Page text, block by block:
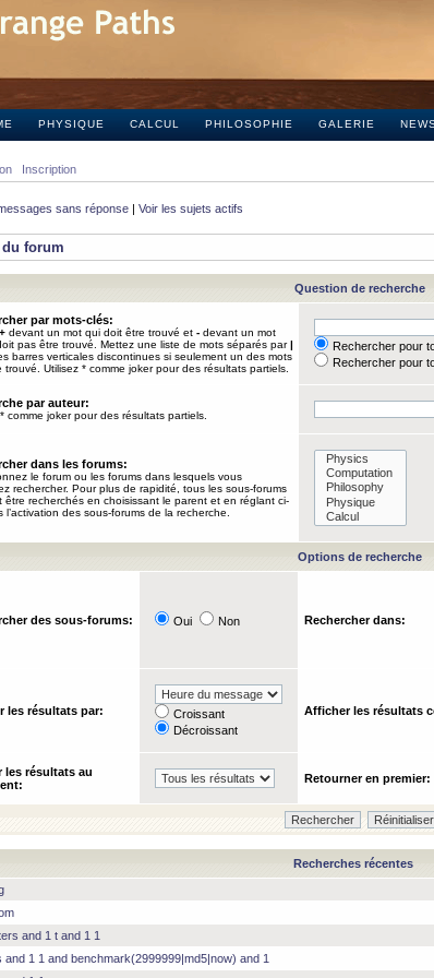
PHYSIQUE CALCUL PHILOSOPHIE GALERIE
Inscription
sans réponse | Voir les sujets actifs
du forum
Question de recherche
par mots-clés:
+ devant un mot qui doit être trouvé et - devant un mot
pas être trouvé. Mettez une liste de mots séparés par|
barres verticales discontinues si seulement un des mots
trouvé. Utilisez * comme joker pour des résultats partiels.
Rechercher pour
Rechercher pour
par auteur:
comme joker pour des résultats partiels.
dans les forums:
le forum ou les forums dans lesquels vous
rechercher. Pour plus de rapidité, tous les sous-forums
être recherchés en choisissant le parent et en réglant ci-
l’activation des sous-forums de la recherche.
Options de recherche
des sous-forums: Oui Non Rechercher dans:
les résultats par:
Croissant
Décroissant
Afficher les résultats
les résultats au
Retourner en premier:
Recherches récentes
and 1 t and 1 1
and 1 1 and benchmark(2999999|md5|now) and 1